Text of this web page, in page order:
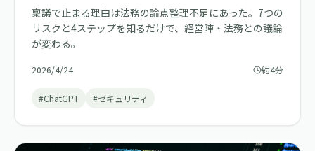
稟議で止まる理由は法務の論点整理不足にあった。7つの
リスクと4ステップを知るだけで、経営陣・法務との議論
が変わる。
2026/4/24 約4分
#ChatGPT #セキュリティ